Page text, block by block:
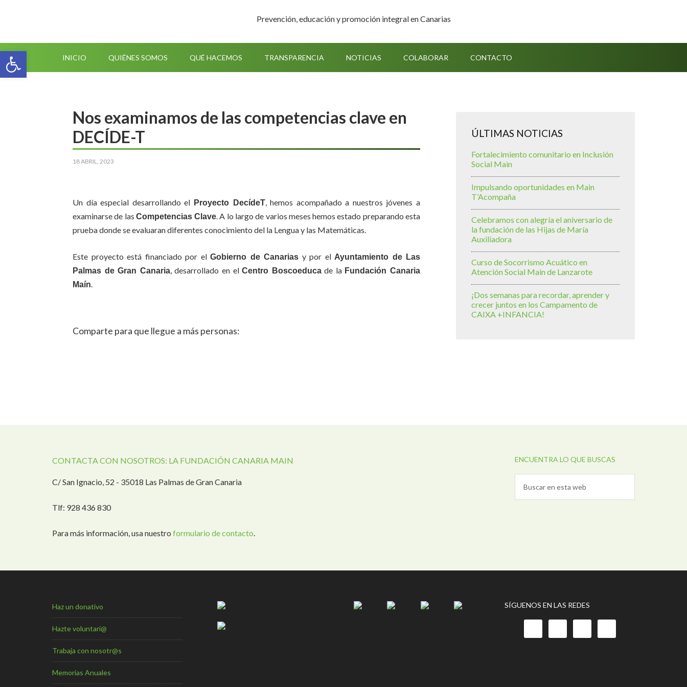
Abrir barra de herramientas
Prevención, educación y promoción integral en Canarias
INICIO QUIÉNES SOMOS QUÉ HACEMOS TRANSPARENCIA NOTICIAS COLABORAR CONTACTO
Nos examinamos de las competencias clave en
DECÍDE-T
18 ABRIL, 2023
Un día especial desarrollando el Proyecto DecídeT, hemos acompañado a nuestros jóvenes a
examinarse de las Competencias Clave. A lo largo de varios meses hemos estado preparando esta
prueba donde se evaluaran diferentes conocimiento del la Lengua y las Matemáticas.
Este proyecto está financiado por el Gobierno de Canarias y por el Ayuntamiento de Las
Palmas de Gran Canaria, desarrollado en elCentro Boscoeducade la Fundación Canaria
Maín.
Comparte para que llegue a más personas:
ÚLTIMAS NOTICIAS
Fortalecimiento comunitario en Inclusión
Social Main
Impulsando oportunidades en Main
T’Acompaña
Celebramos con alegría el aniversario de
la fundación de las Hijas de María
Auxiliadora
Curso de Socorrismo Acuático en
Atención Social Main de Lanzarote
¡Dos semanas para recordar, aprender y
crecer juntos en los Campamento de
CAIXA +INFANCIA!
CONTACTA CON NOSOTROS: LA FUNDACIÓN CANARIA MAIN
C/ San Ignacio, 52 - 35018 Las Palmas de Gran Canaria
Tlf: 928 436 830
Para más información, usa nuestro formulario de contacto
ENCUENTRA LO QUE BUSCAS
Haz un donativo
Hazte voluntari@
Trabaja con nosotr@s
Memorias Anuales
SÍGUENOS EN LAS REDES